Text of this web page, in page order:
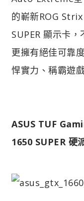
的嶄新ROG
SUPER 顯示卡
更擁有絕佳可靠
悍實力、稱霸遊
ASUS TUF
1650 SUPER 硬